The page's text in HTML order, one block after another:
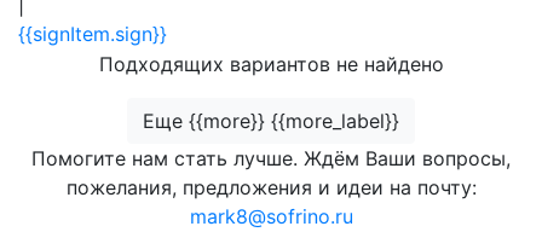
{{signItem.sign}}
Подходящих вариантов не найдено
Еще {{more}} {{more_label}}
Помогите нам стать лучше. Ждём Ваши вопросы,
пожелания, предложения и идеи на почту:
mark8@sofrino.ru